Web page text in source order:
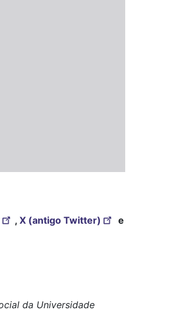
, X (antigo Twitter)
e
da Universidade